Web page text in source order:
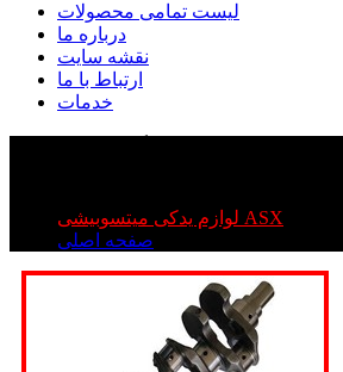
لیست تمامی محصولات
درباره ما
نقشه سایت
ارتباط با ما
خدمات
لوازم یدکی میتسوبیشی ASX
صفحه اصلی